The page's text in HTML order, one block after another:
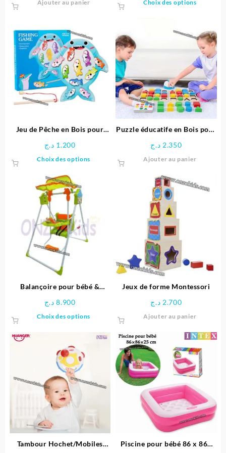
Ajouter au panier Choix des options
Les
options
être
choisies
sur
la
page
Jeu de Pêche en Bois pour
1.200 د.ج
Choix des options
peuvent
page
Puzzle éducatife en Bois pour
2.350 د.ج
Ajouter au panier
Balançoire pour bébé &
8.900 د.ج
Choix des options
a
plusieurs
variations.
options
peuvent
la
page
Jeux de forme Montessori
2.700 د.ج
Ajouter au panier
Tambour Hochet/Mobiles
Piscine pour bébé 86 x 86x